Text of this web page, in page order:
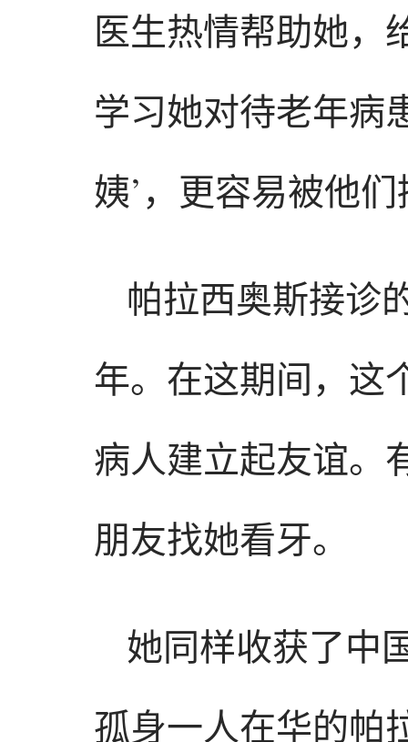
医生热情帮助她，
学习她对待老年病
姨’，更容易被他
帕拉西奥斯接诊
年。在这期间，这
病人建立起友谊。
朋友找她看牙。
她同样收获了中
孤身一人在华的帕